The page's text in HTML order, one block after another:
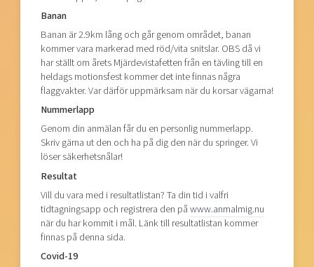
Banan
Banan är 2.9km lång och går genom området, banan
kommer vara markerad med röd/vita snitslar. OBS då vi
har ställt om årets Mjärdevistafetten från en tävling till en
heldags motionsfest kommer det inte finnas några
flaggvakter. Var därför uppmärksam när du korsar vägarna!
Nummerlapp
Genom din anmälan får du en personlig nummerlapp.
Skriv gärna ut den och ha på dig den när du springer. Vi
löser säkerhetsnålar!
Resultat
Vill du vara med i resultatlistan? Ta din tid i valfri
tidtagningsapp och registrera den påwww.anmalmig.nu
när du har kommit i mål. Länk till resultatlistan kommer
finnas på denna sida.
Covid-19